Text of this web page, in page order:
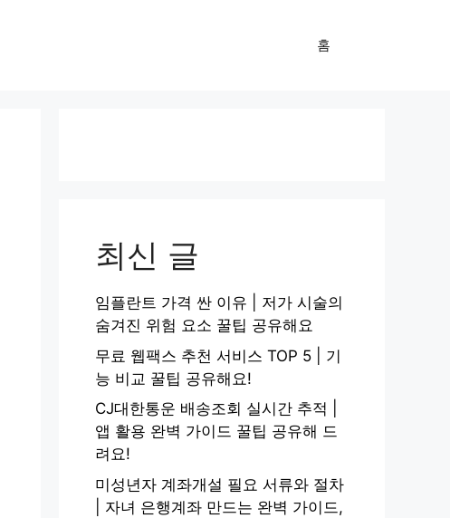
홈
최신 글
임플란트 가격 싼 이유 | 저가 시술의
숨겨진 위험 요소 꿀팁 공유해요
무료 웹팩스 추천 서비스 TOP 5 | 기
능 비교 꿀팁 공유해요!
CJ대한통운 배송조회 실시간 추적 |
앱 활용 완벽 가이드 꿀팁 공유해 드
려요!
미성년자 계좌개설 필요 서류와 절차
| 자녀 은행계좌 만드는 완벽 가이드,